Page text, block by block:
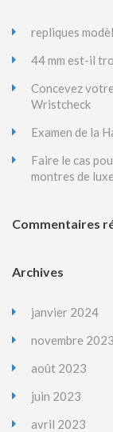
repliques
44 mm est-il
Concevez
Wristcheck
Examen de la
Faire le cas
montres de luxe
Commentaires
Archives
janvier 2024
novembre 2023
août 2023
juin 2023
avril 2023